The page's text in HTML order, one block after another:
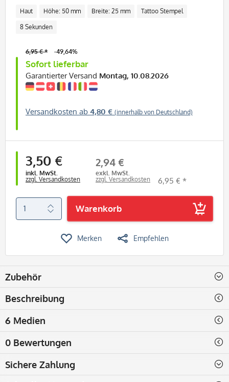
Haut Höhe: 50 mm Breite: 25 mm Tattoo Stempel
8 Sekunden
Sofort lieferbar
Garantierter Versand Montag, 10.08.2026
Versandkosten ab 4,80 € (innerhalb von Deutschland)
6,95 € * -49,64%
3,50 €
inkl. MwSt.
zzgl. Versandkosten
2,94 €
exkl. MwSt.
zzgl. Versandkosten
6,95 € *
Warenkorb
Merken Empfehlen
Zubehör
Beschreibung
6 Medien
0 Bewertungen
Sichere Zahlung